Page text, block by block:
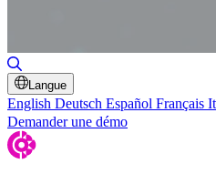
Langue
English Deutsch Español Français
Demander une démo